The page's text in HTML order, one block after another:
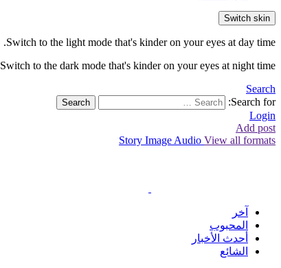
Switch skin
Switch to the light mode that's kinder on your eyes at day time.
Switch to the dark mode that's kinder on your eyes at night time.
Search
Search for:
Search
Login
Add post
Story Image Audio View all formats
آخر
المحبوب
أحدث الأخبار
الشائع